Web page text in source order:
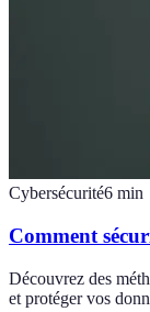
Cybersécurité6 min
Comment
Découvrez des
et protéger vos